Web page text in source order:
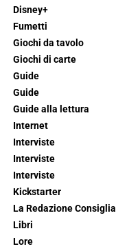
Disney+
Fumetti
Giochi da tavolo
Giochi di carte
Guide
Guide
Guide alla lettura
Internet
Interviste
Interviste
Interviste
Kickstarter
La Redazione Consiglia
Libri
Lore